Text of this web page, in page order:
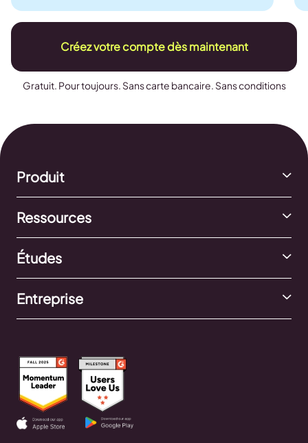
Créez votre compte dès maintenant
Gratuit. Pour toujours. Sans carte bancaire. Sans conditions
Produit
Ressources
Études
Entreprise